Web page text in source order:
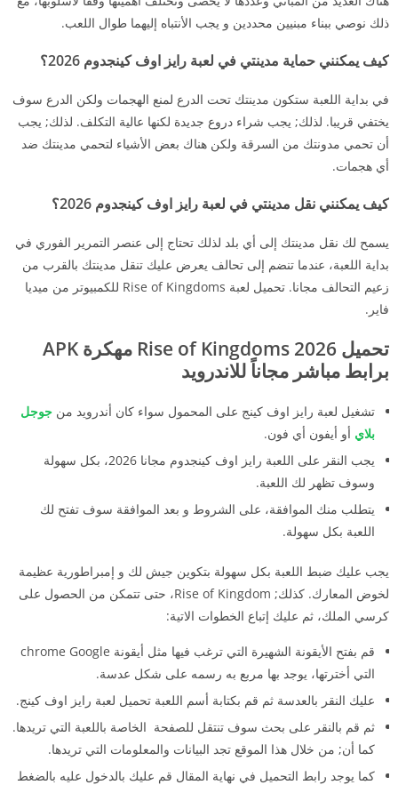
ذلك نوصي ببناء مبنيين محددين و يجب الأنتباه إليهما طوال اللعب.
كيف يمكنني حماية مدينتي في لعبة رايز اوف كينجدوم 2026؟
في بداية اللعبة ستكون مدينتك تحت الدرع لمنع الهجمات ولكن الدرع سوف
يختفي قريبا. لذلك; يجب شراء دروع جديدة لكنها عالية التكلف. لذلك; يجب
أن تحمي مدونتك من السرقة ولكن هناك بعض الأشياء لتحمي مدينتك ضد
أي هجمات.
كيف يمكنني نقل مدينتي في لعبة رايز اوف كينجدوم 2026؟
يسمح لك نقل مدينتك إلى أي بلد لذلك تحتاج إلى عنصر التمرير الفوري في
بداية اللعبة، عندما تنضم إلى تحالف يعرض عليك تنقل مدينتك بالقرب من
زعيم التحالف مجانا. تحميل لعبة Rise of Kingdoms للكمبيوتر من ميديا
فاير.
تحميل 2026 Rise of Kingdoms مهكرة APK
برابط مباشر مجاناً للاندرويد
تشغيل لعبة رايز اوف كينج على المحمول سواء كان أندرويد من جوجل
بلاي أو أيفون أي فون.
يجب النقر على اللعبة رايز اوف كينجدوم مجانا 2026، بكل سهولة
وسوف تظهر لك اللعبة.
يتطلب منك الموافقة، على الشروط و بعد الموافقة سوف تفتح لك
اللعبة بكل سهولة.
يجب عليك ضبط اللعبة بكل سهولة بتكوين جيش لك و إمبراطورية عظيمة
لخوض المعارك. كذلك; Rise of Kingdom، حتى تتمكن من الحصول على
كرسي الملك، ثم عليك إتباع الخطوات الاتية:
قم بفتح الأيقونة الشهيرة التي ترغب فيها مثل أيقونة chrome Google
التي أخترتها، يوجد بها مربع به رسمه على شكل عدسة.
عليك النقر بالعدسة ثم قم بكتابة أسم اللعبة تحميل لعبة رايز اوف كينج.
ثم قم بالنقر على بحث سوف تنتقل للصفحة الخاصة باللعبة التي تريدها.
كما أن; من خلال هذا الموقع تجد البيانات والمعلومات التي تريدها.
كما يوجد رابط التحميل في نهاية المقال قم عليك بالدخول عليه بالضغط